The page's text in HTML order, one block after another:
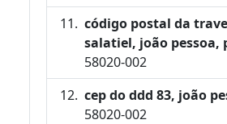
código postal da
salatiel, joão pessoa,
58020-002
cep do ddd 83, joão
58020-002